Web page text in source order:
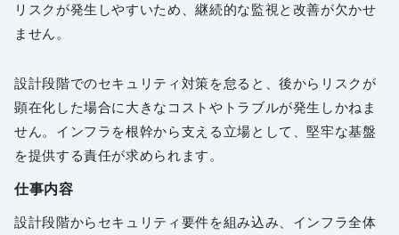
リスクが発生しやすいため、継続的な監視と改善が欠かせ
ません。
設計段階でのセキュリティ対策を怠ると、後からリスクが
顕在化した場合に大きなコストやトラブルが発生しかねま
せん。インフラを根幹から支える立場として、堅牢な基盤
を提供する責任が求められます。
仕事内容
設計段階からセキュリティ要件を組み込み、インフラ全体